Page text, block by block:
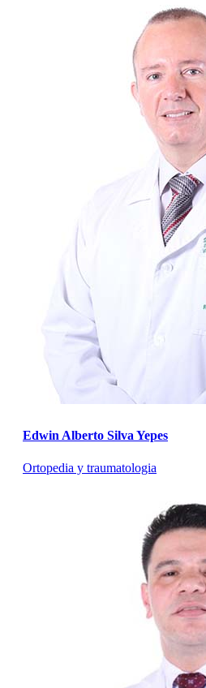
Edwin Alberto Silva Yepes
Ortopedia y traumatologia